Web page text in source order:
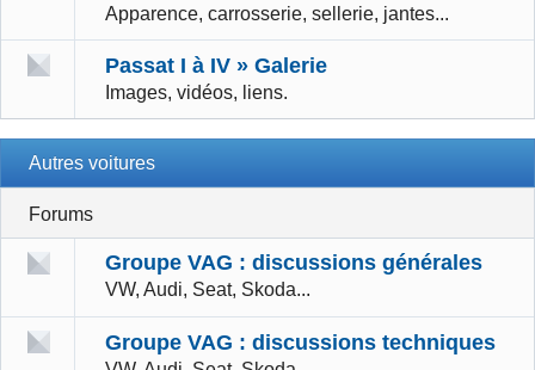
Apparence, carrosserie, sellerie, jantes...
Passat I à IV » Galerie
Images, vidéos, liens.
Autres voitures
Forums
Groupe VAG : discussions générales
VW, Audi, Seat, Skoda...
Groupe VAG : discussions techniques